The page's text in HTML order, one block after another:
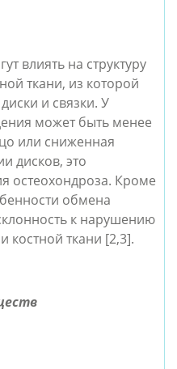
влиять на структуру
ткани, из которой
и связки. У
может быть менее
или сниженная
дисков, это
остеохондроза. Кроме
обмена
к нарушению
костной ткани [2,3].